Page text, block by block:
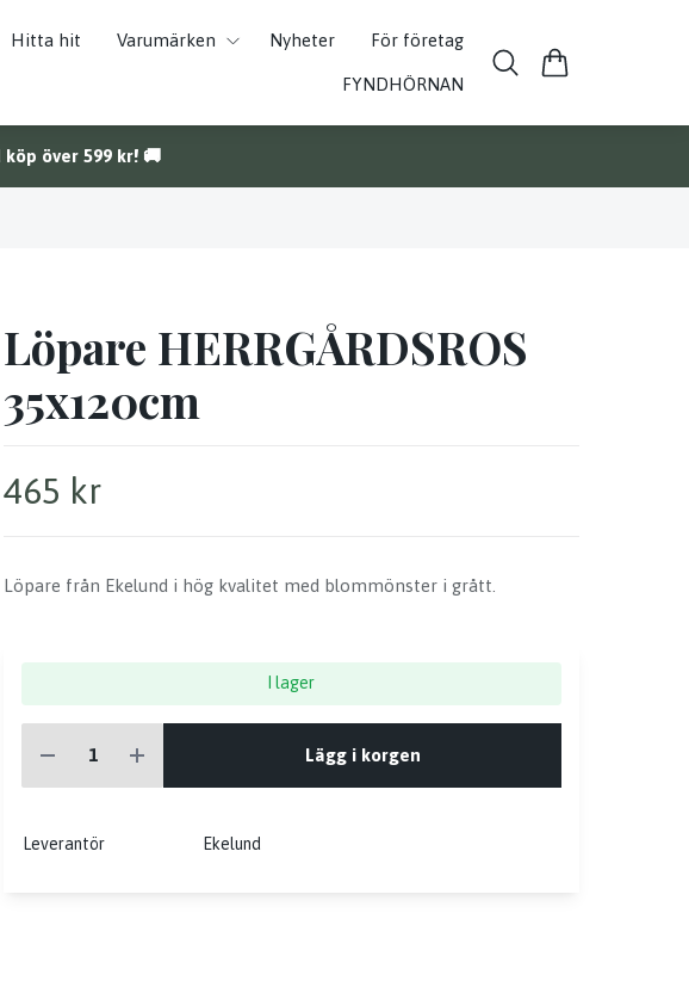
Hitta hit Varumärken Nyheter För företag
FYNDHÖRNAN
över 599 kr! 🚚
Löpare HERRGÅRDSROS
35x120cm
465 kr
Löpare från Ekelund i hög kvalitet med blommönster i grått.
I lager
Lägg i korgen
Leverantör Ekelund